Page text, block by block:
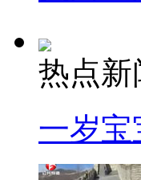
热点新
一岁